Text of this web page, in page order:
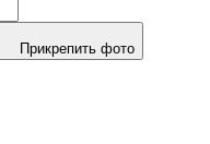
Прикрепить фото